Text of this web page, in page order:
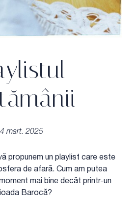
mart. 2025
propunem un playlist care este
de afară. Cum am putea
mai bine decât printr-un
Barocă?